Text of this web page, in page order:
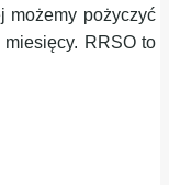
możemy pożyczyć
miesięcy. RRSO to